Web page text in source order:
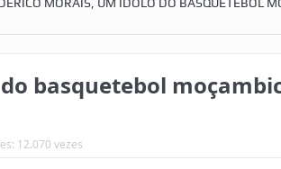
basquetebol
12.070 vezes